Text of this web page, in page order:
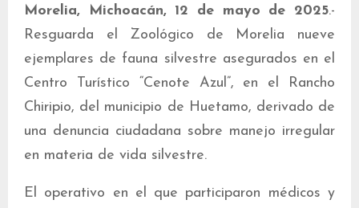
Morelia, Michoacán, 12 de mayo de 2025.-
Resguarda el Zoológico de Morelia nueve
ejemplares de fauna silvestre asegurados en el
Centro Turístico “Cenote Azul”, en el Rancho
Chiripio, del municipio de Huetamo, derivado de
una denuncia ciudadana sobre manejo irregular
en materia de vida silvestre.
El operativo en el que participaron médicos y